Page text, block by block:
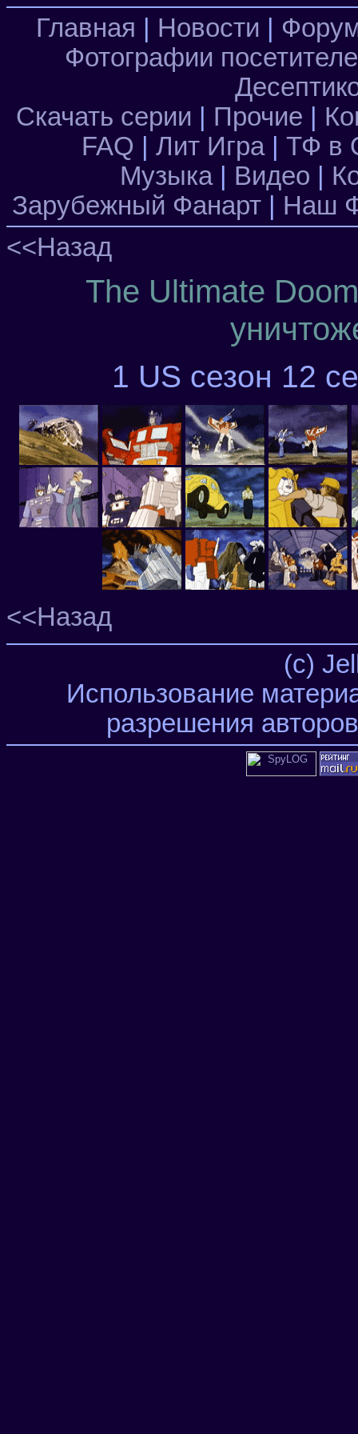
Главная Новости
Фотографии
Скачать серии
Прочие
FAQ
Лит Игра| ТФ в
Музыка| Видео
Зарубежный Фанарт
Наш
<<Назад
The Ultimate
1 US сезон 12
<<Назад
(c)
Использование
разрешения